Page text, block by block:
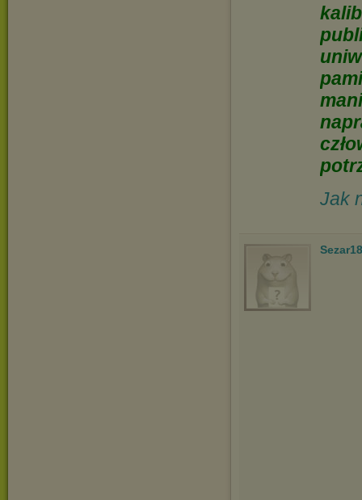
Jak
Sezar18